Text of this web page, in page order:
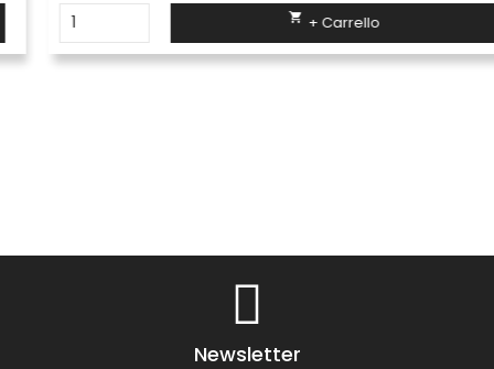
+ Carrello
Newsletter